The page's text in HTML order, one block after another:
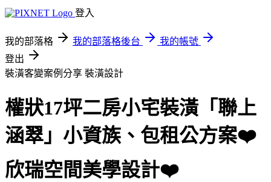
登入
我的部落格 我的部落格後台
我的帳號
登出
裝潢客變案例分享 裝潢設計
權狀17坪二房小宅裝潢「聯上
涵翠」小資族、包租公方案❤️
欣瑞空間美學設計❤️